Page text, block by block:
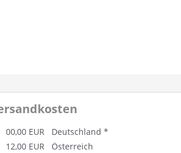
00,00 EUR Deutschland *
12,00 EUR Österreich